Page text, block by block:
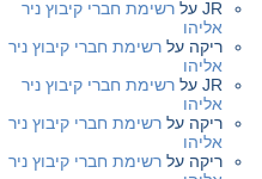
JR על רשימת חברי קיבוץ ניר
אליהו
ריקה על רשימת חברי קיבוץ ניר
אליהו
JR על רשימת חברי קיבוץ ניר
אליהו
ריקה על רשימת חברי קיבוץ ניר
אליהו
ריקה על רשימת חברי קיבוץ ניר